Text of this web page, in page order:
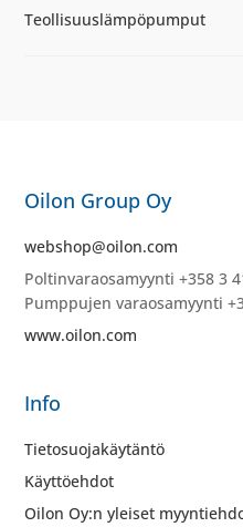
Teollisuuslämpöpumput
Oilon Group Oy
webshop@oilon.com
Poltinvaraosamyynti +358 3
Pumppujen varaosamyynti
www.oilon.com
Info
Tietosuojakäytäntö
Käyttöehdot
Oilon Oy:n yleiset